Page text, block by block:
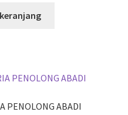
PENOLONG ABADI